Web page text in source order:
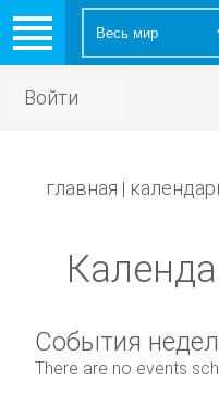
Войти
главная |
События
There are no events